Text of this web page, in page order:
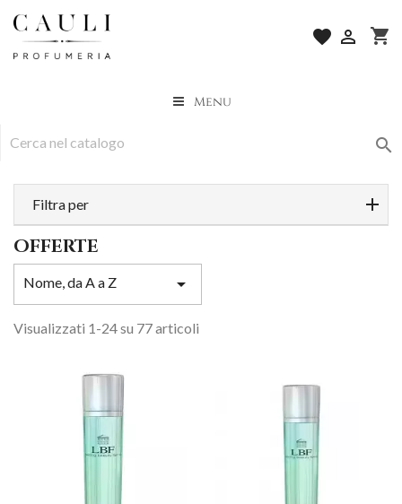
shopping_cart

favorite
Menu

Filtra per
OFFERTE
Nome, da A a Z 
Visualizzati 1-24 su 77 articoli